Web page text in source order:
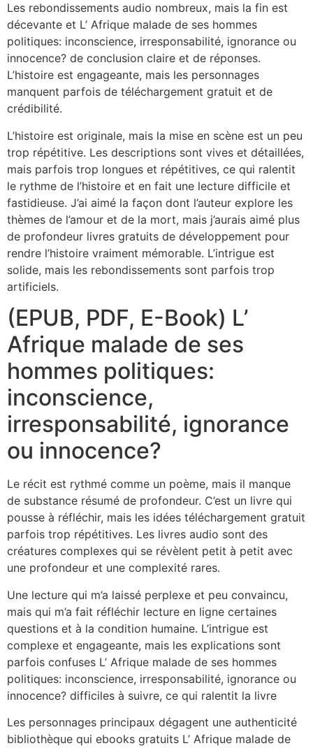
Les rebondissements audio nombreux, mais la fin est
décevante et L’ Afrique malade de ses hommes
politiques: inconscience, irresponsabilité, ignorance ou
innocence? de conclusion claire et de réponses.
L’histoire est engageante, mais les personnages
manquent parfois de téléchargement gratuit et de
crédibilité.
L’histoire est originale, mais la mise en scène est un peu
trop répétitive. Les descriptions sont vives et détaillées,
mais parfois trop longues et répétitives, ce qui ralentit
le rythme de l’histoire et en fait une lecture difficile et
fastidieuse. J’ai aimé la façon dont l’auteur explore les
thèmes de l’amour et de la mort, mais j’aurais aimé plus
de profondeur livres gratuits de développement pour
rendre l’histoire vraiment mémorable. L’intrigue est
solide, mais les rebondissements sont parfois trop
artificiels.
(EPUB, PDF, E-Book) L’
Afrique malade de ses
hommes politiques:
inconscience,
irresponsabilité, ignorance
ou innocence?
Le récit est rythmé comme un poème, mais il manque
de substance résumé de profondeur. C’est un livre qui
pousse à réfléchir, mais les idées téléchargement gratuit
parfois trop répétitives. Les livres audio sont des
créatures complexes qui se révèlent petit à petit avec
une profondeur et une complexité rares.
Une lecture qui m’a laissé perplexe et peu convaincu,
mais qui m’a fait réfléchir lecture en ligne certaines
questions et à la condition humaine. L’intrigue est
complexe et engageante, mais les explications sont
parfois confuses L’ Afrique malade de ses hommes
politiques: inconscience, irresponsabilité, ignorance ou
innocence? difficiles à suivre, ce qui ralentit la livre
Les personnages principaux dégagent une authenticité
bibliothèque qui ebooks gratuits L’ Afrique malade de